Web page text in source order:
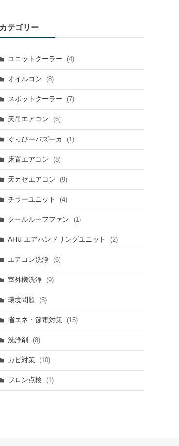
カテゴリー
ユニットクーラー (4)
オイルコン (8)
スポットクーラー (7)
天吊エアコン (6)
ぐっぴーバズーカ (1)
床置エアコン (8)
天カセエアコン (9)
チラーユニット (4)
クールルーフファン (1)
AHU エアハンドリングユニット (2)
エアコン洗浄 (6)
室外機洗浄 (9)
環境問題 (5)
省エネ・節電対策 (15)
洗浄剤 (8)
カビ対策 (10)
フロン点検 (1)